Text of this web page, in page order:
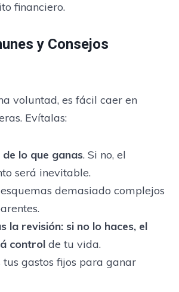
financiero.
y Consejos
voluntad, es fácil caer en
Evítalas:
lo que ganas. Si no, el
será inevitable.
demasiado complejos
la revisión: si no lo haces, el
controlde tu vida.
tus gastos fijos para ganar